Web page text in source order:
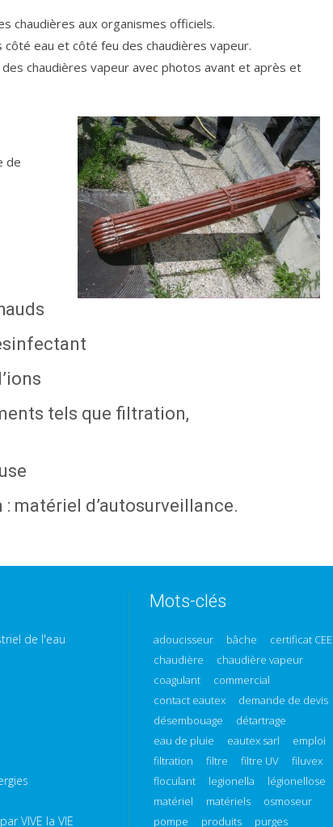
chaudières aux organismes officiels.
eau et côté feu des chaudières vapeur.
chaudières vapeur avec photos avant et après et
de
tels que filtration,
matériel d’autosurveillance.
de l'eau
VIVE la VIE
Mots-clés
adoucisseur bâche
certificat CEE
chaudière
chaudière vapeur
coagulant
commercial
contact eautex
demande de devis
désembouage
détartrage
eau de pluie
eautex sarl
emploi
filtration
filtre filtre UV
filuvex
floculant
legionella
légionellose
matériel
matériels
osmoseur
pompe
produits purges